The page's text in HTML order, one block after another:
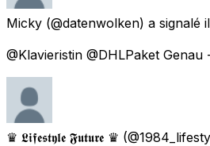
Micky (@datenwolken) a signalé
@Klavieristin @DHLPaket Genau
♛ 𝕷𝖎𝖋𝖊𝖘𝖙𝖞𝖑𝖊 𝕱𝖚𝖙𝖚𝖗𝖊 ♛